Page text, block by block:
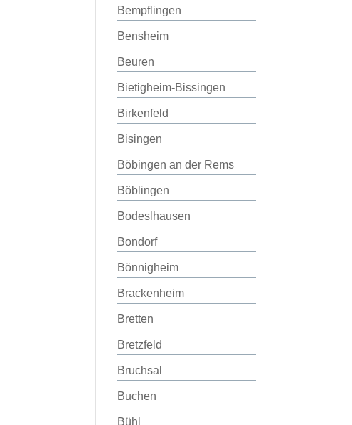
Bempflingen
Bensheim
Beuren
Bietigheim-Bissingen
Birkenfeld
Bisingen
Böbingen an der Rems
Böblingen
Bodeslhausen
Bondorf
Bönnigheim
Brackenheim
Bretten
Bretzfeld
Bruchsal
Buchen
Bühl